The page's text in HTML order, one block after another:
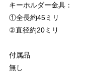
キーホルダー金具：
①全長約45ミリ
②直径約20ミリ
付属品
無し